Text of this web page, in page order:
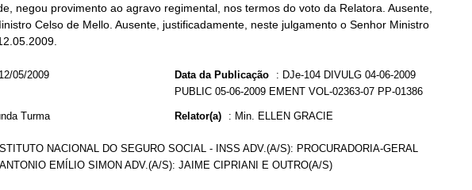
negou provimento ao agravo regimental, nos termos do voto da Relatora. Ausente,
Celso de Mello. Ausente, justificadamente, neste julgamento o Senhor Ministro
12/05/2009 Data da Publicação : DJe-104 DIVULG 04-06-2009
PUBLIC 05-06-2009 EMENT VOL-02363-07 PP-01386
Turma Relator(a) : Min. ELLEN GRACIE
NACIONAL DO SEGURO SOCIAL - INSS ADV.(A/S): PROCURADORIA-GERAL
EMÍLIO SIMON ADV.(A/S): JAIME CIPRIANI E OUTRO(A/S)